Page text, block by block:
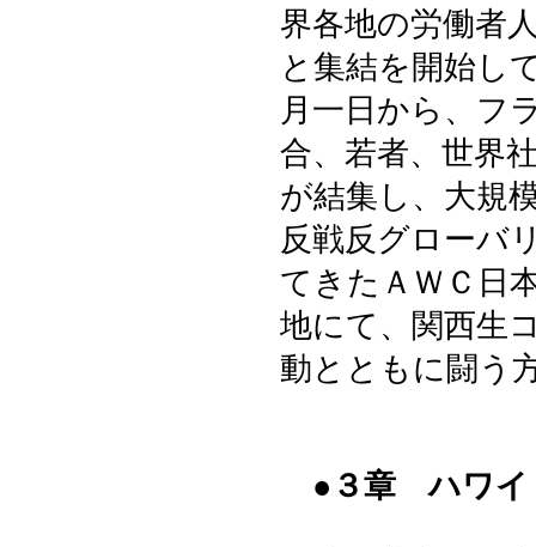
界各地の労働者
と集結を開始し
月一日から、フ
合、若者、世界
が結集し、大規
反戦反グローバ
てきたＡＷＣ日
地にて、関西生
動とともに闘う
●３章 ハワイ